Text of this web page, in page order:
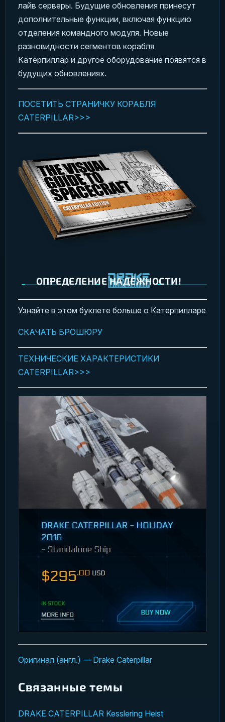
лайв серверы. Будущие обновления принесут
дополнительные функции, включая функцию
отделения командного модуля. Новые
разновидности сегментов корабля
Катерпиллар и другое оборудование появятся в
будущих обновлениях.
ПОСЕТИТЬ СТРАНИЧКУ КОРАБЛЯ
CATERPILLAR>>>
ОПРЕДЕЛЕНИЕ НАДЁЖНОСТИ!
Узнайте в этом буклете больше о Катерпилларе
СКАЧАТЬ БРОШЮРУ
ТЕХНИЧЕСКИЕ ХАРАКТЕРИСТИКИ
CATERPILLAR>>>
Оригинал (англ.) — Drake Caterpillar
Связанные темы
DRAKE CATERPILLAR Kesslering Heist